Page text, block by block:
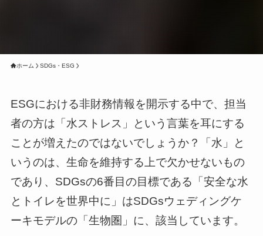
ホーム SDGs・ESG
ESGにおける非財務情報を開示する中で、担当
者の方は「水ストレス」という言葉を耳にする
ことが増えたのではないでしょうか？「水」と
いうのは、生命を維持する上で欠かせないもの
であり、SDGsの6番目の目標である「安全な水
とトイレを世界中に」はSDGsウェディングケ
ーキモデルの「生物圏」に、該当しています。